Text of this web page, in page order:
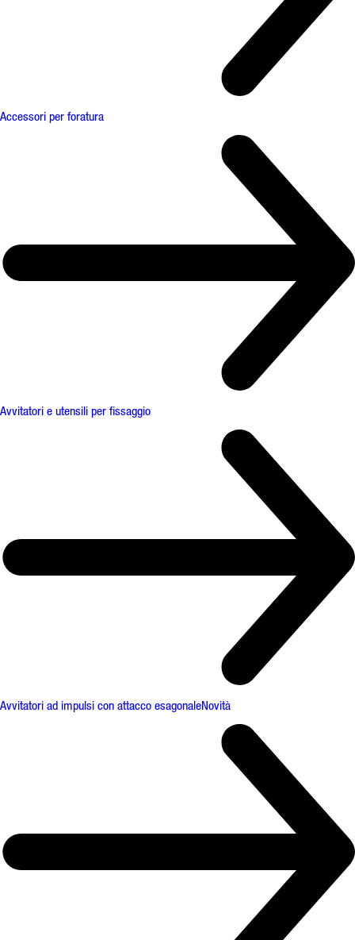
Accessori per foratura
Avvitatori e utensili per fissaggio
Avvitatori ad impulsi con attacco esagonaleNovità